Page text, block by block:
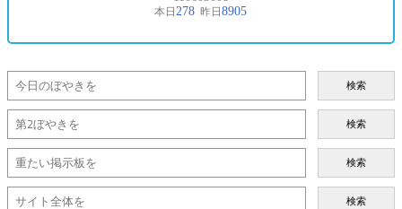
検索
検索
検索
検索